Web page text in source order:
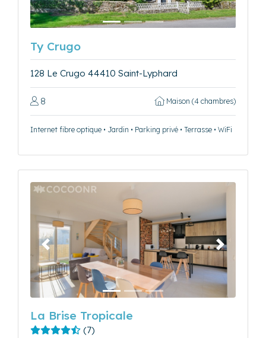
Ty Crugo
128 Le Crugo 44410 Saint-Lyphard
8 Maison (4 chambres)
Internet fibre optique • Jardin • Parking privé • Terrasse • WiFi
Précédent Suivant
La Brise Tropicale
(7)